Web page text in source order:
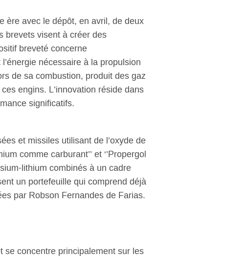
ère avec le dépôt, en avril, de deux
brevets visent à créer des
breveté concerne
nécessaire à la propulsion
de sa combustion, produit des gaz
engins. L’innovation réside dans
significatifs.
et missiles utilisant de l’oxyde de
comme carburant’’ et ‘’Propergol
lithium combinés à un cadre
un portefeuille qui comprend déjà
par Robson Fernandes de Farias.
se concentre principalement sur les